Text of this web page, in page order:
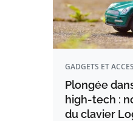
GADGETS ET
Plongée
high-tech :
du clavier